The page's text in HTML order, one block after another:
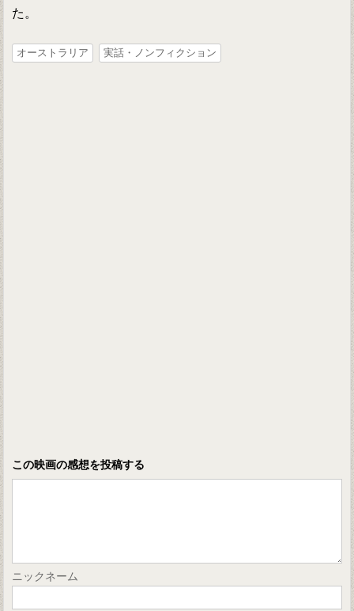
た。
オーストラリア 実話・ノンフィクション
この映画の感想を投稿する
ニックネーム